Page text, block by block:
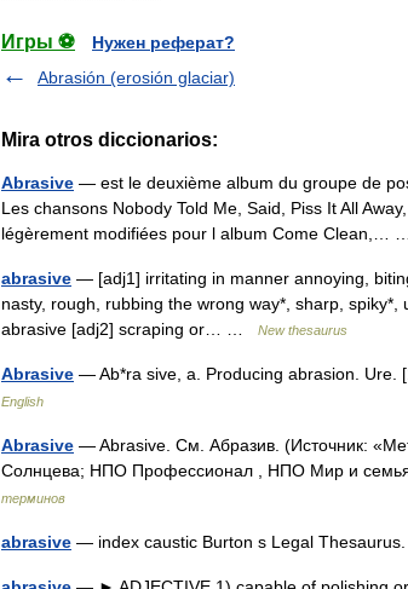
Игры ⚽
Нужен реферат?
Abrasión (erosión glaciar)
Mira otros diccionarios:
Abrasive — est le deuxième album du groupe de
Les chansons Nobody Told Me, Said, Piss It All
légèrement modifiées pour l album Come Clean,…
abrasive — [adj1] irritating in manner annoying,
nasty, rough, rubbing the wrong way*, sharp,
abrasive [adj2] scraping or… …
New thesaurus
Abrasive — Ab*ra sive, a. Producing abrasion.
English
Abrasive — Abrasive. См. Абразив. (Источник:
Солнцева; НПО Профессионал , НПО Мир и семья
терминов
abrasive — index caustic Burton s Legal